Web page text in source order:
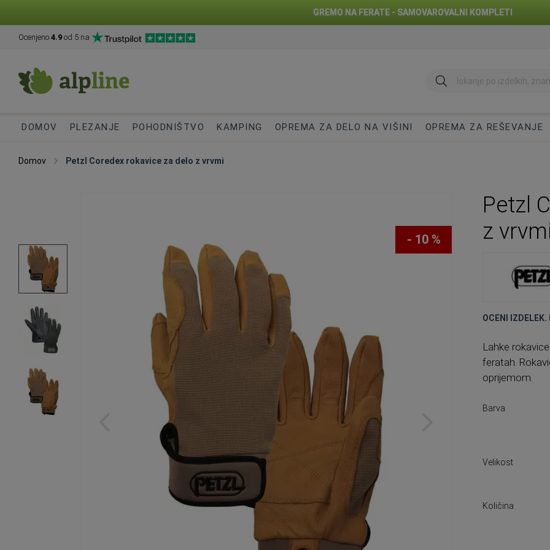
GREMO NA FERATE - SAMOVAROVALNI KOMPLETI
Ocenjeno 4.9 od 5 na
Iskanje
DOMOV PLEZANJE POHODNIŠTVO KAMPING OPREMA ZA DELO NA VIŠINI OPREMA ZA REŠEVANJE
Domov Petzl Coredex rokavice za delo z vrvmi
slik
- 10 %
Petzl
z
OCENI IZDELEK.
Lahke
feratah.
oprijemom.
Barva
Velikost
Količina